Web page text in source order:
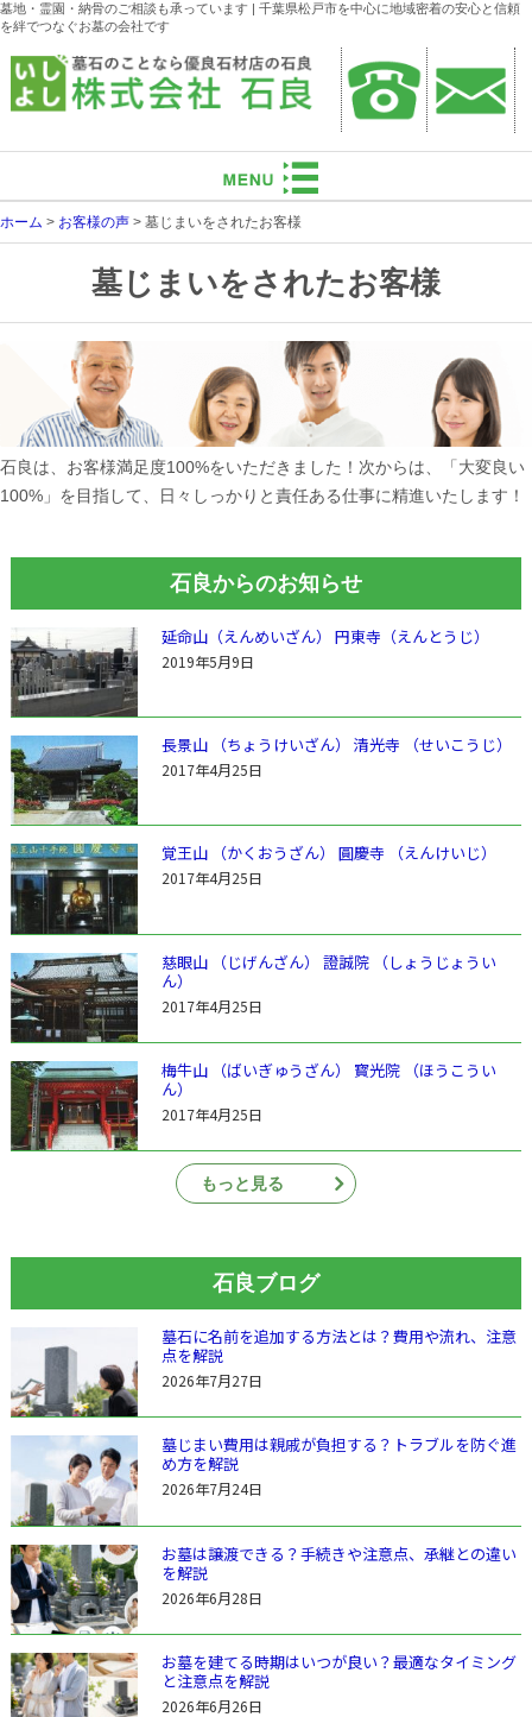
墓地・霊園・納骨のご相談も承っています | 千葉県松戸市を中心に地域密着の安心と信頼
を絆でつなぐお墓の会社です
ホーム > お客様の声 > 墓じまいをされたお客様
墓じまいをされたお客様
石良は、お客様満足度100%をいただきました！次からは、「大変良い
100%」を目指して、日々しっかりと責任ある仕事に精進いたします！
石良からのお知らせ
延命山（えんめいざん） 円東寺（えんとうじ）
2019年5月9日
長景山 （ちょうけいざん） 清光寺 （せいこうじ）
2017年4月25日
覚王山 （かくおうざん） 圓慶寺 （えんけいじ）
2017年4月25日
慈眼山 （じげんざん） 證誠院 （しょうじょうい
ん）
2017年4月25日
梅牛山 （ばいぎゅうざん） 寳光院 （ほうこうい
ん）
2017年4月25日
もっと見る
石良ブログ
墓石に名前を追加する方法とは？費用や流れ、注意
点を解説
2026年7月27日
墓じまい費用は親戚が負担する？トラブルを防ぐ進
め方を解説
2026年7月24日
お墓は譲渡できる？手続きや注意点、承継との違い
を解説
2026年6月28日
お墓を建てる時期はいつが良い？最適なタイミング
と注意点を解説
2026年6月26日